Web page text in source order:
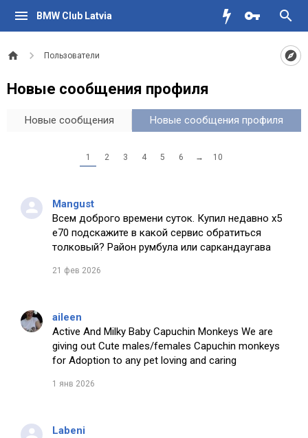
BMW Club Latvia
Пользователи
Новые сообщения профиля
Новые сообщения Новые сообщения профиля
1 2 3 4 5 6 → 10
Mangust
Всем доброго времени суток. Купил недавно х5
е70 подскажите в какой сервис обратиться
толковый? Район румбула или саркандаугава
21 фев 2026
aileen
Active And Milky Baby Capuchin Monkeys We are
giving out Cute males/females Capuchin monkeys
for Adoption to any pet loving and caring
1 янв 2026
Labeni